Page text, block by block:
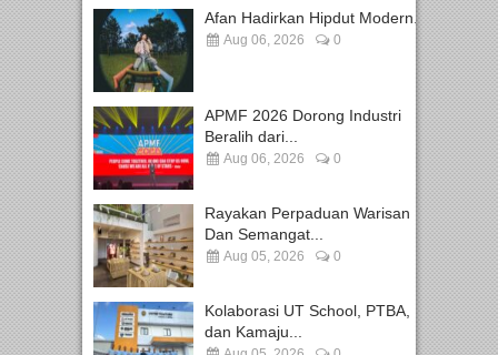
Afan Hadirkan Hipdut Modern...
Aug 06, 2026 0
APMF 2026 Dorong Industri
Beralih dari...
Aug 06, 2026 0
Rayakan Perpaduan Warisan
Dan Semangat...
Aug 05, 2026 0
Kolaborasi UT School, PTBA,
dan Kamaju...